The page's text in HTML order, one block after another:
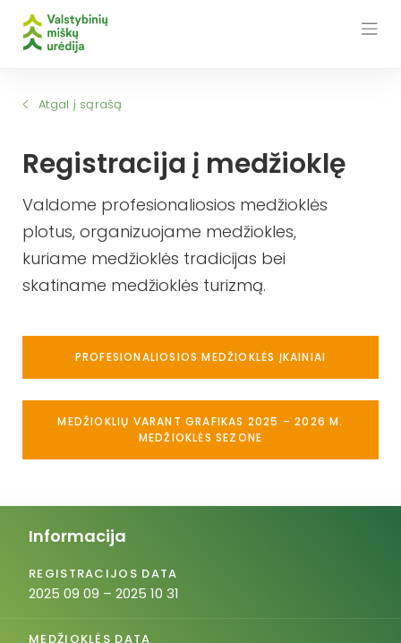
Atgal į sąrašą
Registracija į medžioklę
Valdome profesionaliosios medžioklės
plotus, organizuojame medžiokles,
kuriame medžioklės tradicijas bei
skatiname medžioklės turizmą.
PROFESIONALIOSIOS MEDŽIOKLĖS ĮKAINIAI
MEDŽIOKLIŲ VARANT GRAFIKAS 2025 – 2026 M.
MEDŽIOKLĖS SEZONE
Informacija
REGISTRACIJOS DATA
2025 09 09 – 2025 10 31
MEDŽIOKLĖS DATA